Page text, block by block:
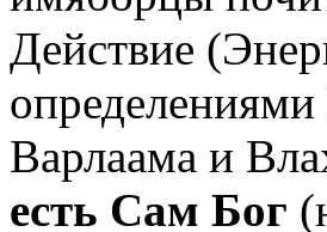
Действие
Варлаама и
есть Сам Бог